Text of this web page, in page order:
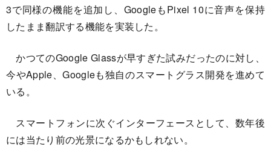
3で同様の機能を追加し、GoogleもPixel 10に音声を保持
したまま翻訳する機能を実装した。
かつてのGoogle Glassが早すぎた試みだったのに対し、
今やApple、Googleも独自のスマートグラス開発を進めて
いる。
スマートフォンに次ぐインターフェースとして、数年後
には当たり前の光景になるかもしれない。